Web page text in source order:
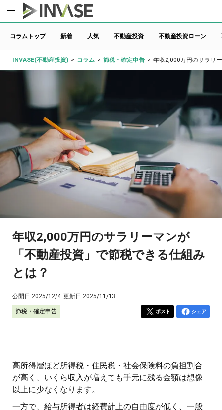
コラムトップ 新着 人気 不動産投資 不動産投資ローン
INVASE(不動産投資) > コラム > 節税・確定申告 > 年収2,000万円のサラリ
年収2,000万円のサラリーマンが
「不動産投資」で節税できる仕組み
とは？
公開日:2025/12/4 更新日:2025/11/13
節税・確定申告 ポスト シェア
高所得層ほど所得税・住民税・社会保険料の負担割合
が高く、いくら収入が増えても手元に残る金額は想像
以上に少なくなります。
一方で、給与所得者は経費計上の自由度が低く、一般